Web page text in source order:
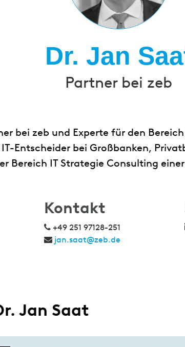
Dr. Jan
Partner bei zeb
bei zeb und Experte für den
Entscheider bei Großbanken,
Bereich IT Strategie Consulting
Kontakt
+49 251 97128-251
jan.saat@zeb.de
Jan Saat